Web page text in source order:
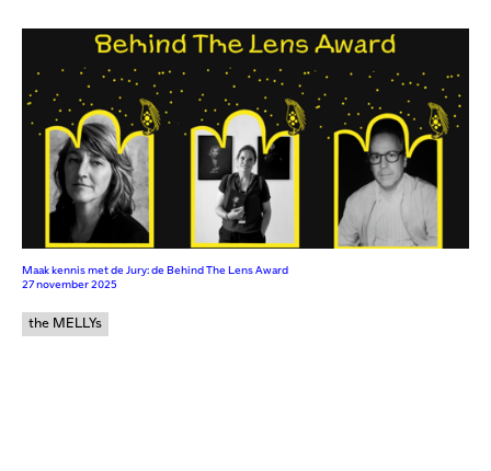
Maak kennis met de Jury: de Behind The Lens Award
27 november 2025
the MELLYs